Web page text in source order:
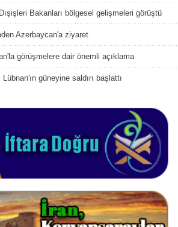
Bakanları bölgesel gelişmeleri görüştü
Azerbaycan'a ziyaret
görüşmelere dair önemli açıklama
güneyine saldırı başlattı